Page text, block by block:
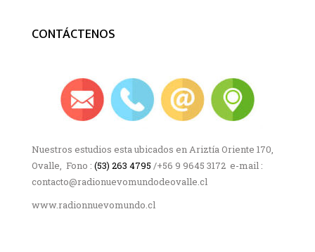
CONTÁCTENOS
Nuestros estudios esta ubicados en Ariztía Oriente 170,
Ovalle, Fono : (53) 263 4795 /+56 9 9645 3172 e-mail :
contacto@radionuevomundodeovalle.cl
www.radionnuevomundo.cl